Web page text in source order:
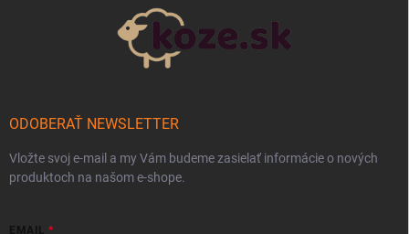
ODOBERAŤ NEWSLETTER
Vložte svoj e-mail a my Vám budeme zasielať informácie o nových
produktoch na našom e-shope.
EMAIL